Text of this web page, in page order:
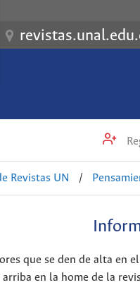
Revistas UN /
que se den de alta en
arriba en la home de la